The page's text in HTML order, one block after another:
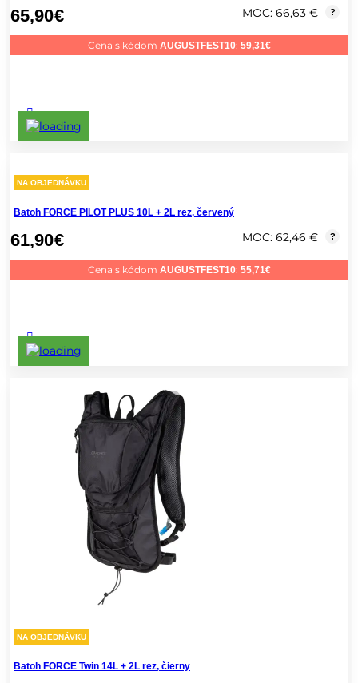
65,90€ MOC: 66,63 € ?
Cena s kódom AUGUSTFEST10: 59,31€
NA OBJEDNÁVKU
Batoh FORCE PILOT PLUS 10L + 2L rez, červený
61,90€ MOC: 62,46 € ?
Cena s kódom AUGUSTFEST10: 55,71€
NA OBJEDNÁVKU
Batoh FORCE Twin 14L + 2L rez, čierny